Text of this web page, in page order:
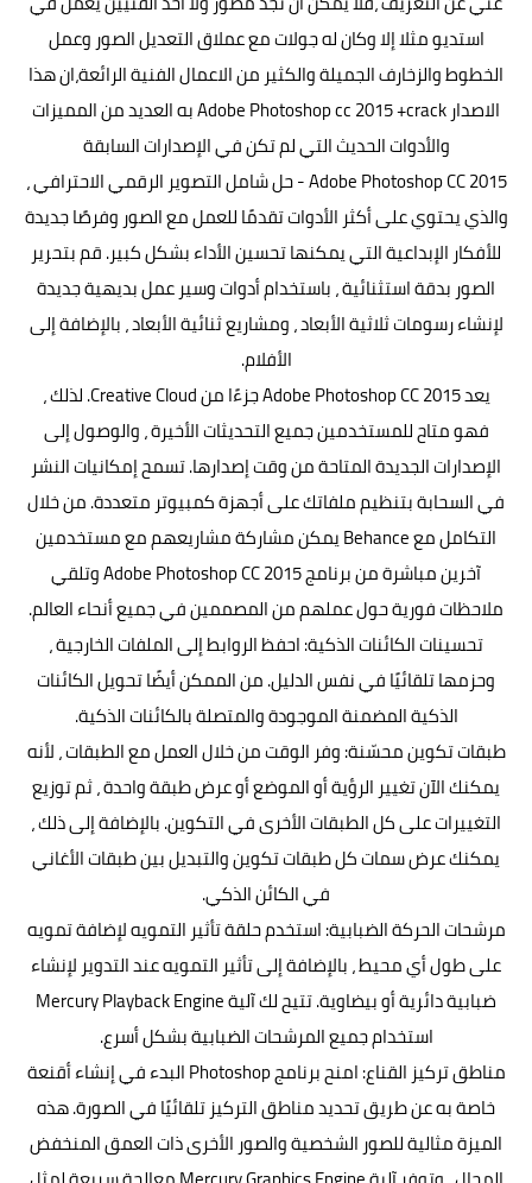
استديو مثلا إلا وكان له جولات مع عملاق التعديل الصور وعمل
الخطوط والزخارف الجميلة والكثير من الاعمال الفنية الرائعة،ان هذا
الاصدار Adobe Photoshop cc 2015 +crack به العديد من المميزات
والأدوات الحديث التي لم تكن في الإصدارات السابقة
Adobe Photoshop CC 2015 - حل شامل التصوير الرقمي الاحترافي ،
والذي يحتوي على أكثر الأدوات تقدمًا للعمل مع الصور وفرصًا جديدة
للأفكار الإبداعية التي يمكنها تحسين الأداء بشكل كبير. قم بتحرير
الصور بدقة استثنائية ، باستخدام أدوات وسير عمل بديهية جديدة
لإنشاء رسومات ثلاثية الأبعاد ، ومشاريع ثنائية الأبعاد ، بالإضافة إلى
الأفلام.
يعد Adobe Photoshop CC 2015 جزءًا من Creative Cloud. لذلك ،
فهو متاح للمستخدمين جميع التحديثات الأخيرة ، والوصول إلى
الإصدارات الجديدة المتاحة من وقت إصدارها. تسمح إمكانيات النشر
في السحابة بتنظيم ملفاتك على أجهزة كمبيوتر متعددة. من خلال
التكامل مع Behance يمكن مشاركة مشاريعهم مع مستخدمين
آخرين مباشرة من برنامج Adobe Photoshop CC 2015 وتلقي
ملاحظات فورية حول عملهم من المصممين في جميع أنحاء العالم.
تحسينات الكائنات الذكية: احفظ الروابط إلى الملفات الخارجية ،
وحزمها تلقائيًا في نفس الدليل. من الممكن أيضًا تحويل الكائنات
الذكية المضمنة الموجودة والمتصلة بالكائنات الذكية.
طبقات تكوين محسّنة: وفر الوقت من خلال العمل مع الطبقات ، لأنه
يمكنك الآن تغيير الرؤية أو الموضع أو عرض طبقة واحدة ، ثم توزيع
التغييرات على كل الطبقات الأخرى في التكوين. بالإضافة إلى ذلك ،
يمكنك عرض سمات كل طبقات تكوين والتبديل بين طبقات الأغاني
في الكائن الذكي.
مرشحات الحركة الضبابية: استخدم حلقة تأثير التمويه لإضافة تمويه
على طول أي محيط ، بالإضافة إلى تأثير التمويه عند التدوير لإنشاء
ضبابية دائرية أو بيضاوية. تتيح لك آلية Mercury Playback Engine
استخدام جميع المرشحات الضبابية بشكل أسرع.
مناطق تركيز القناع: امنح برنامج Photoshop البدء في إنشاء أقنعة
خاصة به عن طريق تحديد مناطق التركيز تلقائيًا في الصورة. هذه
الميزة مثالية للصور الشخصية والصور الأخرى ذات العمق المنخفض